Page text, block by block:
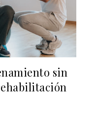
sin